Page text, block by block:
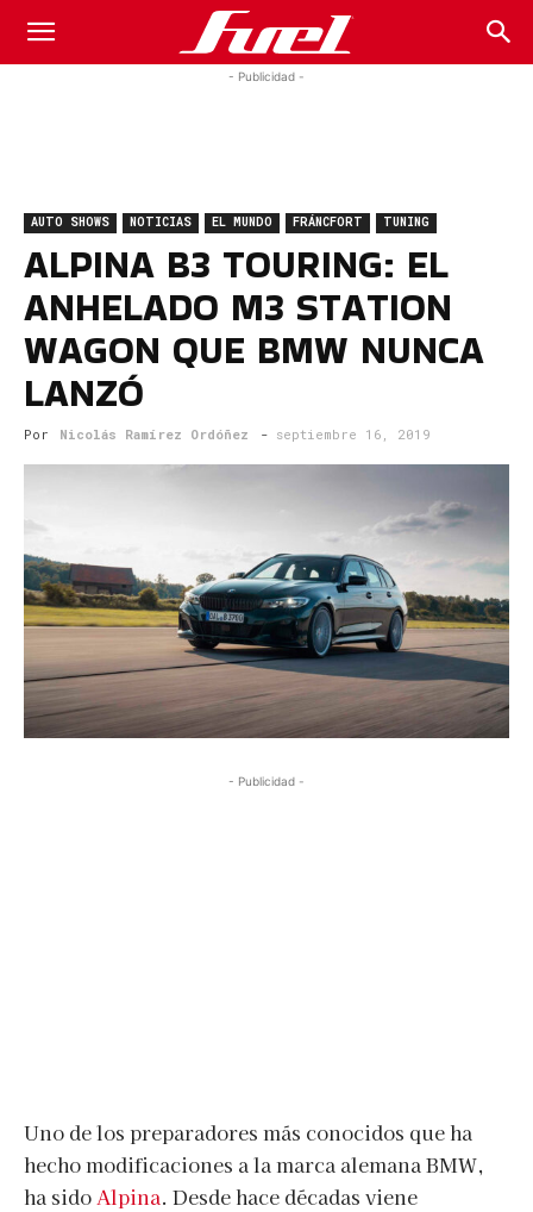
Fuel
Magazine
- Publicidad -
AUTO SHOWS NOTICIAS EL MUNDO FRÁNCFORT TUNING
ALPINA B3 TOURING: EL
ANHELADO M3 STATION
WAGON QUE BMW NUNCA
LANZÓ
Por Nicolás Ramírez Ordóñez - septiembre 16, 2019
- Publicidad -
Uno de los preparadores más conocidos que ha
hecho modificaciones a la marca alemana BMW,
ha sidoAlpina. Desde hace décadas viene